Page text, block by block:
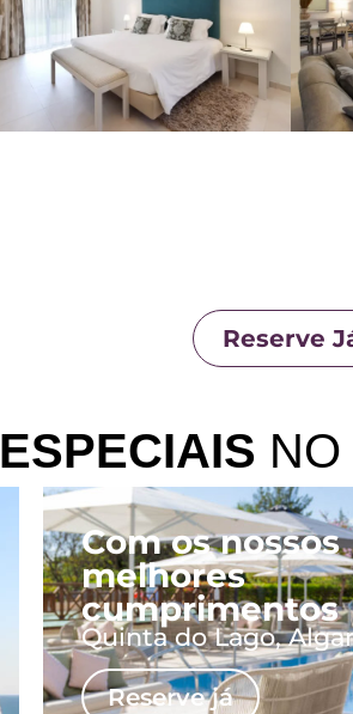
Reserve
ESPECIAIS
Com os nossos
melhores
cumprimentos
Quinta do Lago,
Reserve já